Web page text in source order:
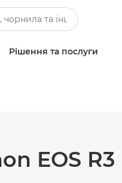
Рішення та послуги
EOS R3